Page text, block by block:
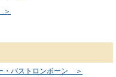
・バストロンボーン ＞